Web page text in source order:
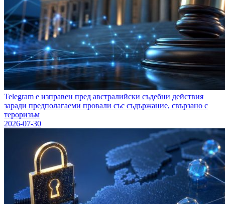
Telegram е изправен пред австралийски съдебни действия
заради предполагаеми провали със съдържание, свързано с
тероризъм
2026-07-30